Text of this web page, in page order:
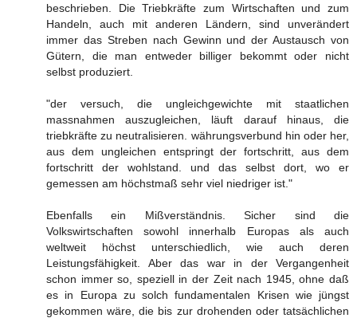
beschrieben. Die Triebkräfte zum Wirtschaften und zum
Handeln, auch mit anderen Ländern, sind unverändert
immer das Streben nach Gewinn und der Austausch von
Gütern, die man entweder billiger bekommt oder nicht
selbst produziert.
"der versuch, die ungleichgewichte mit staatlichen
massnahmen auszugleichen, läuft darauf hinaus, die
triebkräfte zu neutralisieren. währungsverbund hin oder her,
aus dem ungleichen entspringt der fortschritt, aus dem
fortschritt der wohlstand. und das selbst dort, wo er
gemessen am höchstmaß sehr viel niedriger ist."
Ebenfalls ein Mißverständnis. Sicher sind die
Volkswirtschaften sowohl innerhalb Europas als auch
weltweit höchst unterschiedlich, wie auch deren
Leistungsfähigkeit. Aber das war in der Vergangenheit
schon immer so, speziell in der Zeit nach 1945, ohne daß
es in Europa zu solch fundamentalen Krisen wie jüngst
gekommen wäre, die bis zur drohenden oder tatsächlichen